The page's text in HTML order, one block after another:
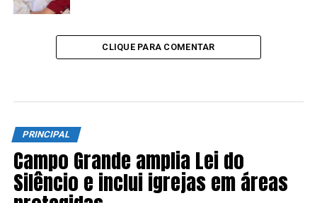
CLIQUE PARA COMENTAR
PRINCIPAL
Campo Grande amplia Lei do
Silêncio e inclui igrejas em áreas